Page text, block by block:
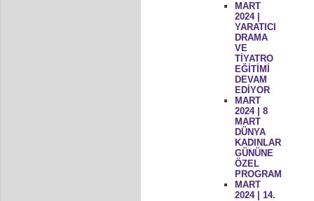
MART
2024 |
YARATICI
DRAMA
VE
TİYATRO
EĞİTİMİ
DEVAM
EDİYOR
MART
2024 | 8
MART
DÜNYA
KADINLAR
GÜNÜNE
ÖZEL
PROGRAM
MART
2024 | 14.